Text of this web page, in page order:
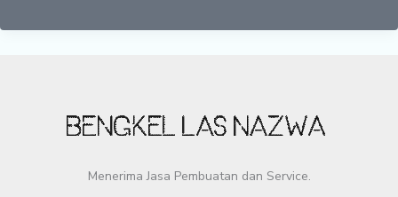
Sukabumi
Menerima Jasa Pembuatan dan Service.